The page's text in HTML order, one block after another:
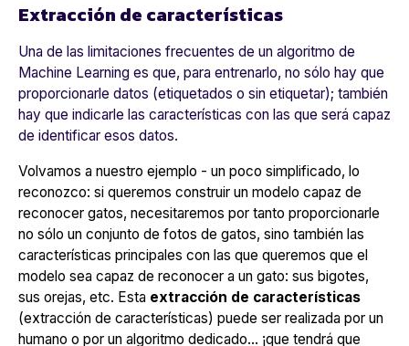
Extracción de características
Una de las limitaciones frecuentes de un algoritmo de
Machine Learning es que, para entrenarlo, no sólo hay que
proporcionarle datos (etiquetados o sin etiquetar); también
hay que indicarle las características con las que será capaz
de identificar esos datos.
Volvamos a nuestro ejemplo - un poco simplificado, lo
reconozco: si queremos construir un modelo capaz de
reconocer gatos, necesitaremos por tanto proporcionarle
no sólo un conjunto de fotos de gatos, sino también las
características principales con las que queremos que el
modelo sea capaz de reconocer a un gato: sus bigotes,
sus orejas, etc. Esta extracción de características
(extracción de características) puede ser realizada por un
humano o por un algoritmo dedicado... ¡que tendrá que